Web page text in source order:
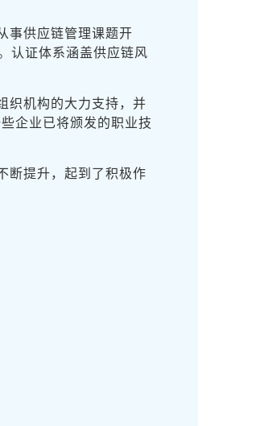
事供应链管理课题开
认证体系涵盖供应链风
织机构的大力支持，并
企业已将颁发的职业技
断提升，起到了积极作